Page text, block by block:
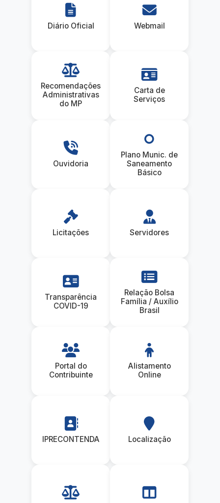
Diário Oficial Webmail
Recomendações
Administrativas
do MP
Carta de
Serviços
Ouvidoria
Plano Munic. de
Saneamento
Básico
Licitações Servidores
Transparência
COVID-19
Relação Bolsa
Família / Auxílio
Brasil
Portal do
Contribuinte
Alistamento
Online
IPRECONTENDA Localização